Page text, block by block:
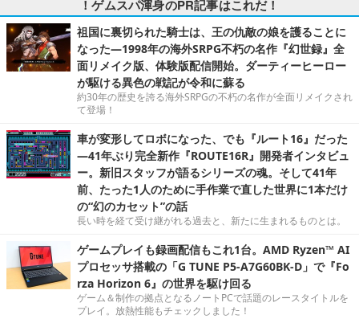
！ゲムスパ渾身のPR記事はこれだ！
祖国に裏切られた騎士は、王の仇敵の娘を護ることに
なった―1998年の海外SRPG不朽の名作『幻世録』全
面リメイク版、体験版配信開始。ダーティーヒーロー
が駆ける異色の戦記が令和に蘇る
約30年の歴史を誇る海外SRPGの不朽の名作が全面リメイクされ
て登場！
車が変形してロボになった、でも『ルート16』だった
―41年ぶり完全新作『ROUTE16R』開発者インタビュ
ー。新旧スタッフが語るシリーズの魂。そして41年
前、たった1人のために手作業で直した世界に1本だけ
の“幻のカセット”の話
長い時を経て受け継がれる過去と、新たに生まれるものとは。
ゲームプレイも録画配信もこれ1台。AMD Ryzen™ AI
プロセッサ搭載の「G TUNE P5-A7G60BK-D」で『Fo
rza Horizon 6』の世界を駆け回る
ゲーム＆制作の拠点となるノートPCで話題のレースタイトルを
プレイ。放熱性能もチェックしました！